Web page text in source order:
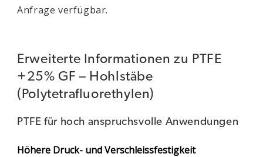
Anfrage verfügbar.
Erweiterte Informationen zu PTFE
+25% GF – Hohlstäbe
(Polytetrafluorethylen)
PTFE für hoch anspruchsvolle Anwendungen
Höhere Druck- und Verschleissfestigkeit